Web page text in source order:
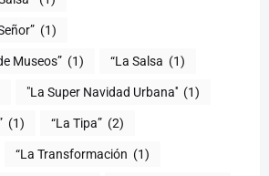
(1)
Museos” (1) “La Salsa (1)
"La Super Navidad Urbana'' (1)
(1) “La Tipa” (2)
“La Transformación (1)